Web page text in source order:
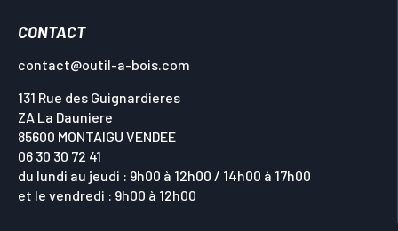
CONTACT
contact@outil-a-bois.com
131 Rue des Guignardieres
ZA La Dauniere
85600 MONTAIGU VENDEE
06 30 30 72 41
du lundi au jeudi : 9h00 à 12h00 / 14h00 à 17h00
et le vendredi : 9h00 à 12h00